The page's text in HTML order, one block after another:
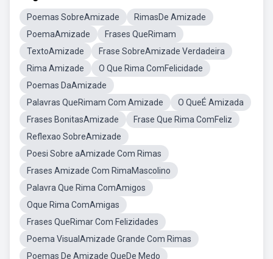
Poemas SobreAmizade
RimasDe Amizade
PoemaAmizade
Frases QueRimam
TextoAmizade
Frase SobreAmizade Verdadeira
Rima Amizade
O Que Rima ComFelicidade
Poemas DaAmizade
Palavras QueRimam Com Amizade
O QueÉ Amizada
Frases BonitasAmizade
Frase Que Rima ComFeliz
Reflexao SobreAmizade
Poesi Sobre aAmizade Com Rimas
Frases Amizade Com RimaMascolino
Palavra Que Rima ComAmigos
Oque Rima ComAmigas
Frases QueRimar Com Felizidades
Poema VisualAmizade Grande Com Rimas
Poemas De Amizade QueDe Medo